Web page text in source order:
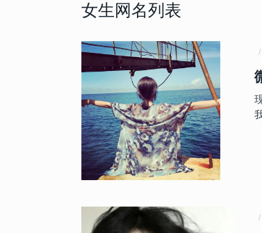
女生网名列表